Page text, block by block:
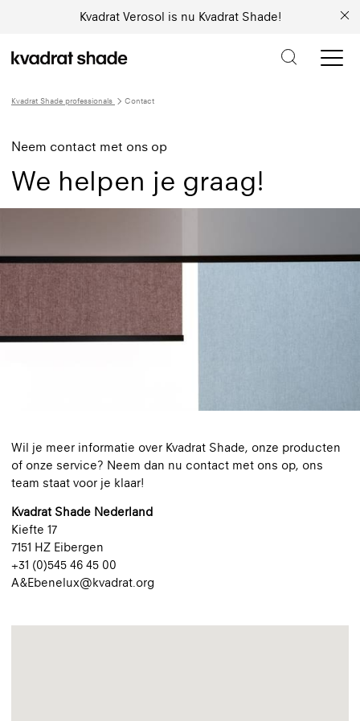
Kvadrat Verosol is nu Kvadrat Shade!
Kvadrat Shade professionals Contact
Neem contact met ons op
We helpen je graag!
Wil je meer informatie over Kvadrat Shade, onze producten
of onze service? Neem dan nu contact met ons op, ons
team staat voor je klaar!
Kvadrat Shade Nederland
Kiefte 17
7151 HZ Eibergen
+31 (0)545 46 45 00
A&Ebenelux@kvadrat.org